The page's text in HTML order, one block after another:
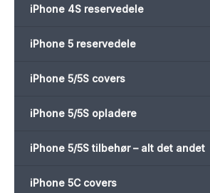
iPhone 4S reservedele
iPhone 5 reservedele
iPhone 5/5S covers
iPhone 5/5S opladere
iPhone 5/5S tilbehør – alt det andet
iPhone 5C covers